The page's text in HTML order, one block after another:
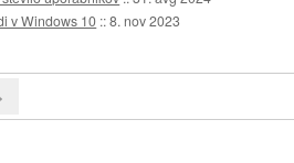
v Windows 10 ::8. nov 2023